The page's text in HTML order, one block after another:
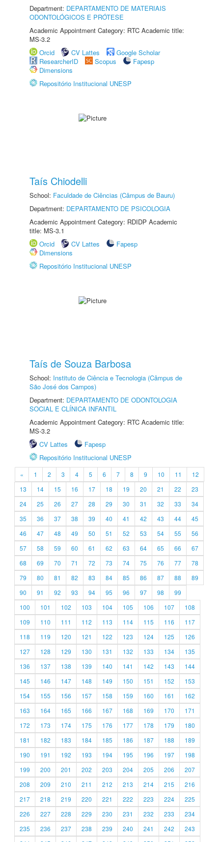
Department: DEPARTAMENTO DE MATERIAIS
ODONTOLÓGICOS E PRÓTESE
Academic Appointment Category: RTC Academic title:
MS-3.2
Orcid
CV Lattes
Google Scholar
ResearcherID
Scopus
Fapesp
Dimensions
Repositório Institucional UNESP
Taís Chiodelli
School: Faculdade de Ciências (Câmpus de Bauru)
Department: DEPARTAMENTO DE PSICOLOGIA
Academic Appointment Category: RDIDP Academic
title: MS-3.1
Orcid
CV Lattes
Fapesp
Dimensions
Repositório Institucional UNESP
Taís de Souza Barbosa
School: Instituto de Ciência e Tecnologia (Câmpus de
São José dos Campos)
Department: DEPARTAMENTO DE ODONTOLOGIA
SOCIAL E CLÍNICA INFANTIL
Academic Appointment Category: RTC Academic title:
MS-3.2
CV Lattes
Fapesp
Repositório Institucional UNESP
« 1 2 3 4 5 6 7 8 9 10 11
12
13
14 15 16 17 18 19 20 21 22
23
24
25 26 27 28 29 30 31 32 33
34
35
36 37 38 39 40 41 42 43 44
45
46
47 48 49 50 51 52 53 54 55
56
57
58 59 60 61 62 63 64 65 66
67
68
69 70 71 72 73 74 75 76 77
78
79
80 81 82 83 84 85 86 87 88
89
90
91 92 93 94 95 96 97 98
99
100
101 102 103 104 105 106 107
108
109
110 111 112 113 114 115 116
117
118
119 120 121 122 123 124 125
126
127
128 129 130 131 132 133 134
135
136
137 138 139 140 141 142 143
144
145
146 147 148 149 150 151 152
153
154
155 156 157 158 159 160 161
162
163
164 165 166 167 168 169 170
171
172
173 174 175 176 177 178 179
180
181
182 183 184 185 186 187 188
189
190
191 192 193 194 195 196 197
198
199
200 201 202 203 204 205 206
207
208
209 210 211 212 213 214 215
216
217
218 219 220 221 222 223 224
225
226
227 228 229 230 231 232 233
234
235
236 237 238 239 240 241 242
243